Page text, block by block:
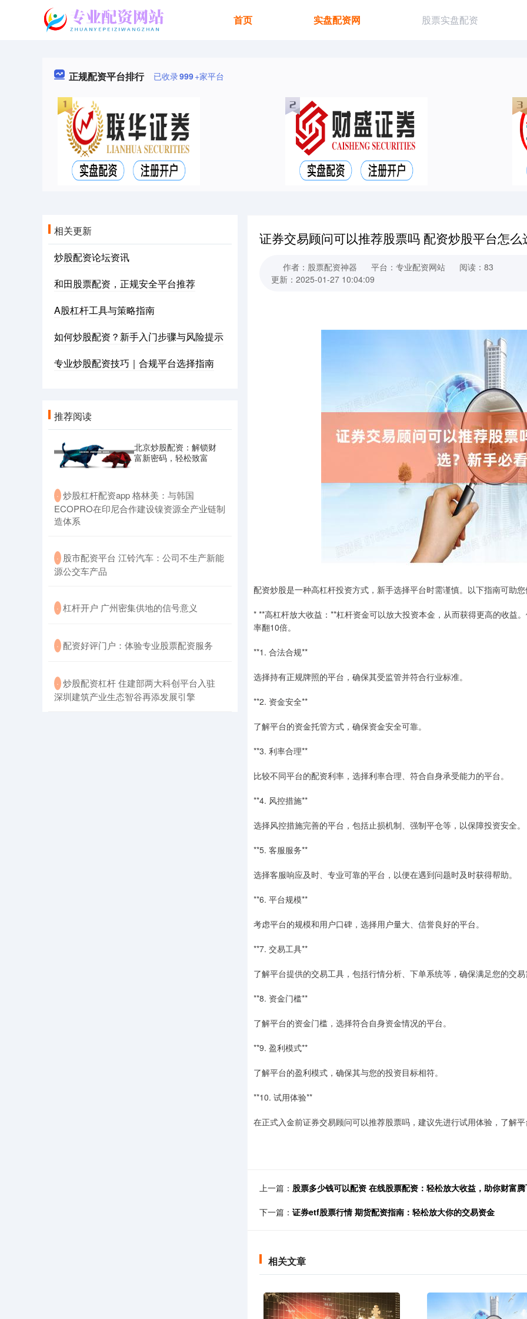
首页 实盘配资网 股票实盘配资
正规配资平台排行 已收录999+家平台
证券交易顾问可以推荐股票吗 配资炒股平台怎
作者：股票配资神器 平台：专业配资网站
阅读：83
更新：2025-01-27 10:04:09
配资炒股是一种高杠杆投资方式，新手选择平台时需谨慎。以下指南可助
* **高杠杆放大收益：**杠杆资金可以放大投资本金，从而获得更高的收益
率翻10倍。
**1. 合法合规**
选择持有正规牌照的平台，确保其受监管并符合行业标准。
**2. 资金安全**
了解平台的资金托管方式，确保资金安全可靠。
**3. 利率合理**
比较不同平台的配资利率，选择利率合理、符合自身承受能力的平台。
**4. 风控措施**
选择风控措施完善的平台，包括止损机制、强制平仓等，以保障投资安全。
**5. 客服服务**
选择客服响应及时、专业可靠的平台，以便在遇到问题时及时获得帮助。
**6. 平台规模**
考虑平台的规模和用户口碑，选择用户量大、信誉良好的平台。
**7. 交易工具**
了解平台提供的交易工具，包括行情分析、下单系统等，确保满足您的交
**8. 资金门槛**
了解平台的资金门槛，选择符合自身资金情况的平台。
**9. 盈利模式**
了解平台的盈利模式，确保其与您的投资目标相符。
**10. 试用体验**
在正式入金前证券交易顾问可以推荐股票吗，建议先进行试用体验，了解
上一篇： 股票多少钱可以配资 在线股票配资：轻松放大收益，助你财富
下一篇： 证券etf股票行情 期货配资指南：轻松放大你的交易资金
相关文章
相关更新
炒股配资论坛资讯
和田股票配资，正规安全平台推荐
A股杠杆工具与策略指南
如何炒股配资？新手入门步骤与风险提示
专业炒股配资技巧｜合规平台选择指南
推荐阅读
北京炒股配资：解锁财
富新密码，轻松致富
· ​炒股杠杆配资app 格林美：与韩国
ECOPRO在印尼合作建设镍资源全产业链制
造体系
· ​股市配资平台 江铃汽车：公司不生产新能
源公交车产品
· ​杠杆开户 广州密集供地的信号意义
· ​配资好评门户：体验专业股票配资服务
· ​炒股配资杠杆 住建部两大科创平台入驻
深圳建筑产业生态智谷再添发展引擎